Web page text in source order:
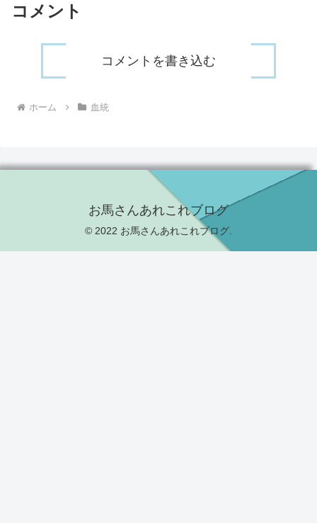
コメント
コメントを書き込む
ホーム 血統
お馬さんあれこれブログ
© 2022 お馬さんあれこれブログ.